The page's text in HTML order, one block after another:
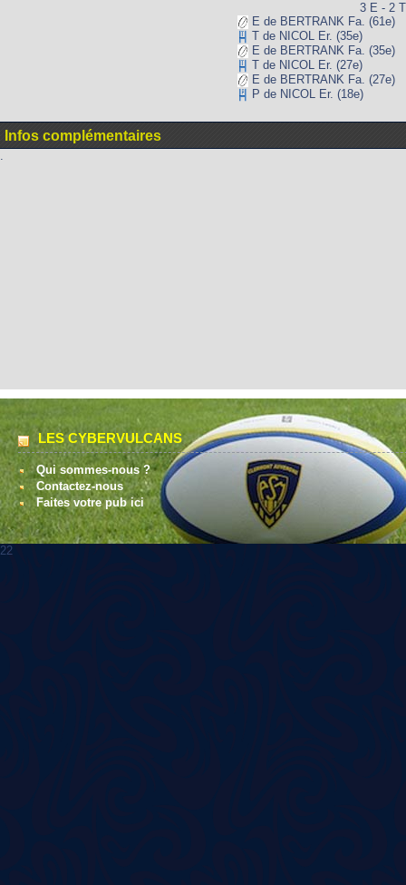
3 E - 2
E de BERTRANK Fa. (61e)
T de NICOL Er. (35e)
E de BERTRANK Fa. (35e)
T de NICOL Er. (27e)
E de BERTRANK Fa. (27e)
P de NICOL Er. (18e)
Infos complémentaires
.
LES CYBERVULCANS
Qui sommes-nous ?
Contactez-nous
Faites votre pub ici
22